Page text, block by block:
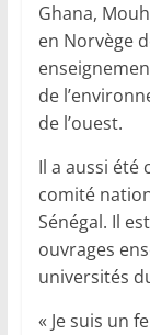
Ghana,
en Norvège
de
de l’ouest.
Il a aussi
comité
Sénégal. Il
ouvrages
universités
« Je suis un